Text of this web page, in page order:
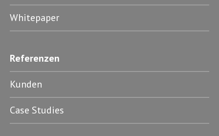
Whitepaper
Referenzen
Kunden
Case Studies